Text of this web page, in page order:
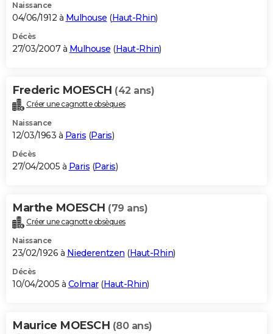
Naissance
04/06/1912 à Mulhouse (Haut-Rhin)
Décès
27/03/2007 à Mulhouse (Haut-Rhin)
Frederic MOESCH (42 ans)
Créer une cagnotte obsèques
Naissance
12/03/1963 à Paris (Paris)
Décès
27/04/2005 à Paris (Paris)
Marthe MOESCH (79 ans)
Créer une cagnotte obsèques
Naissance
23/02/1926 à Niederentzen (Haut-Rhin)
Décès
10/04/2005 à Colmar(Haut-Rhin)
Maurice MOESCH (80 ans)